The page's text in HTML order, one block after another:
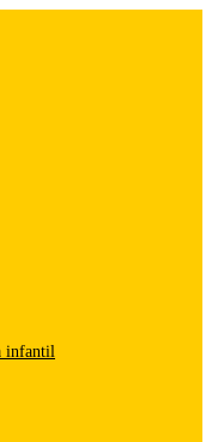
infantil